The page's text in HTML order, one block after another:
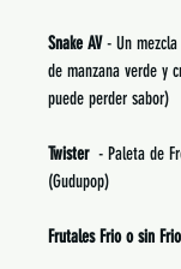
Snake AV- Un mezcla
de manzana verde y
puede perder sabor)
Twister- Paleta de
(Gudupop)
Frutales Frio o sin